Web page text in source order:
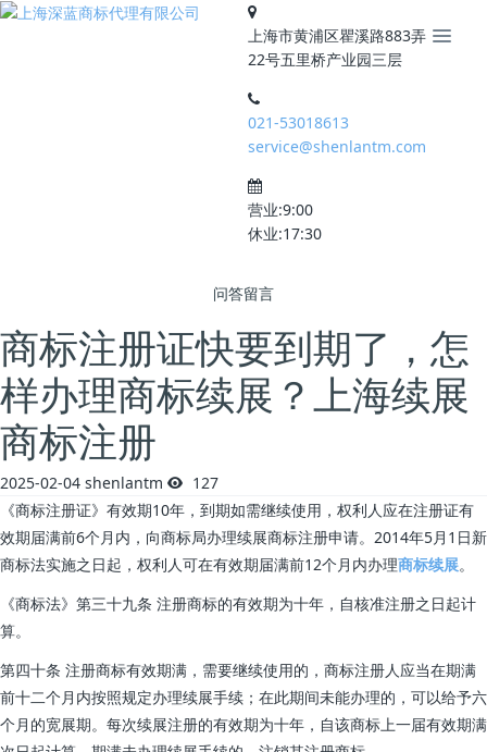
上海市黄浦区瞿溪路883弄
22号五里桥产业园三层
021-53018613
service@shenlantm.com
营业:9:00
休业:17:30
问答留言
商标注册证快要到期了，怎
样办理商标续展？上海续展
商标注册
2025-02-04 shenlantm
127
《商标注册证》有效期10年，到期如需继续使用，权利人应在注册证有
效期届满前6个月内，向商标局办理续展商标注册申请。2014年5月1日新
商标法实施之日起，权利人可在有效期届满前12个月内办理商标续展。
《商标法》第三十九条 注册商标的有效期为十年，自核准注册之日起计
算。
第四十条 注册商标有效期满，需要继续使用的，商标注册人应当在期满
前十二个月内按照规定办理续展手续；在此期间未能办理的，可以给予六
个月的宽展期。每次续展注册的有效期为十年，自该商标上一届有效期满